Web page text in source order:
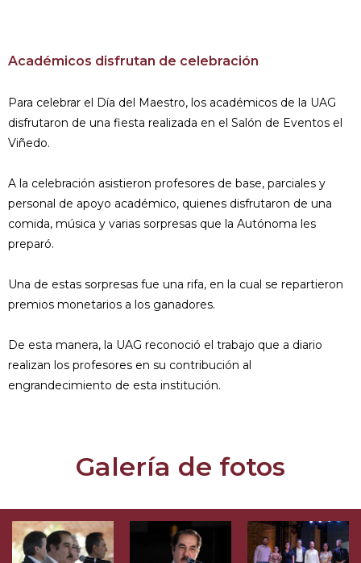
Académicos disfrutan de celebración
Para celebrar el Día del Maestro, los académicos de la UAG
disfrutaron de una fiesta realizada en el Salón de Eventos el
Viñedo.
A la celebración asistieron profesores de base, parciales y
personal de apoyo académico, quienes disfrutaron de una
comida, música y varias sorpresas que la Autónoma les
preparó.
Una de estas sorpresas fue una rifa, en la cual se repartieron
premios monetarios a los ganadores.
De esta manera, la UAG reconoció el trabajo que a diario
realizan los profesores en su contribución al
engrandecimiento de esta institución.
Galería de fotos